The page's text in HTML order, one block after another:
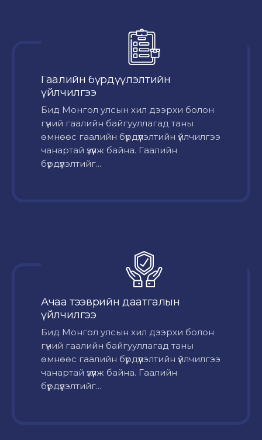
Гаалийн бүрдүүлэлтийн
үйлчилгээ
Бид Монгол улсын хил дээрхи болон
гүний гаалийн байгууллагад таны
өмнөөс гаалийн бүрдүүлэлтийн үйлчилгээ
чанартай үзүүлж байна. Гаалийн
бүрдүүлэлтийг...
Ачаа тээврийн даатгалын
үйлчилгээ
Бид Монгол улсын хил дээрхи болон
гүний гаалийн байгууллагад таны
өмнөөс гаалийн бүрдүүлэлтийн үйлчилгээ
чанартай үзүүлж байна. Гаалийн
бүрдүүлэлтийг...